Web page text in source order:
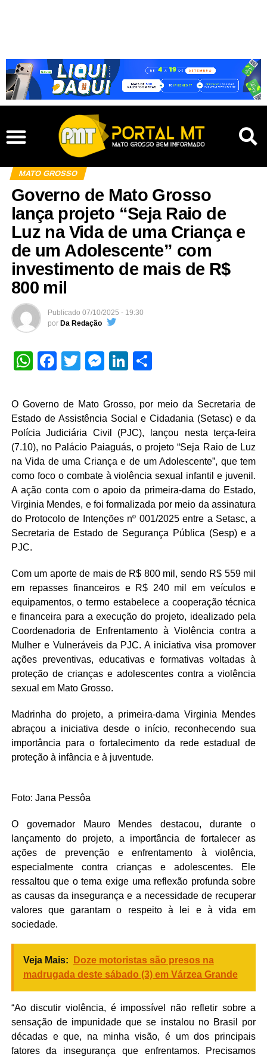
MATO GROSSO
Governo de Mato Grosso
lança projeto “Seja Raio de
Luz na Vida de uma Criança e
de um Adolescente” com
investimento de mais de R$
800 mil
Publicado 07/10/2025 - 19:30
por Da Redação
WhatsApp
Facebook
TwitterMessenger
LinkedIn
O Governo de Mato Grosso, por meio da Secretaria de
Estado de Assistência Social e Cidadania (Setasc) e da
Polícia Judiciária Civil (PJC), lançou nesta terça-feira
(7.10), no Palácio Paiaguás, o projeto “Seja Raio de Luz
na Vida de uma Criança e de um Adolescente”, que tem
como foco o combate à violência sexual infantil e juvenil.
A ação conta com o apoio da primeira-dama do Estado,
Virginia Mendes, e foi formalizada por meio da assinatura
do Protocolo de Intenções nº 001/2025 entre a Setasc, a
Secretaria de Estado de Segurança Pública (Sesp) e a
PJC.
Com um aporte de mais de R$ 800 mil, sendo R$ 559 mil
em repasses financeiros e R$ 240 mil em veículos e
equipamentos, o termo estabelece a cooperação técnica
e financeira para a execução do projeto, idealizado pela
Coordenadoria de Enfrentamento à Violência contra a
Mulher e Vulneráveis da PJC. A iniciativa visa promover
ações preventivas, educativas e formativas voltadas à
proteção de crianças e adolescentes contra a violência
sexual em Mato Grosso.
Madrinha do projeto, a primeira-dama Virginia Mendes
abraçou a iniciativa desde o início, reconhecendo sua
importância para o fortalecimento da rede estadual de
proteção à infância e à juventude.
Foto: Jana Pessôa
O governador Mauro Mendes destacou, durante o
lançamento do projeto, a importância de fortalecer as
ações de prevenção e enfrentamento à violência,
especialmente contra crianças e adolescentes. Ele
ressaltou que o tema exige uma reflexão profunda sobre
as causas da insegurança e a necessidade de recuperar
valores que garantam o respeito à lei e à vida em
sociedade.
Veja Mais:
Doze motoristas são presos na
madrugada deste sábado (3) em Várzea Grande
“Ao discutir violência, é impossível não refletir sobre a
sensação de impunidade que se instalou no Brasil por
décadas e que, na minha visão, é um dos principais
fatores da insegurança que enfrentamos. Precisamos